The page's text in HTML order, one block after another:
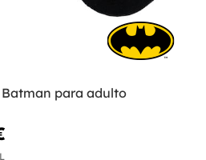
para adulto